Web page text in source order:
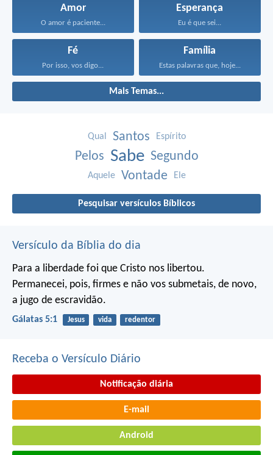
Amor
O amor é paciente...
Esperança
Eu é que sei...
Fé
Por isso, vos digo...
Família
Estas palavras que, hoje...
Mais Temas...
Qual Santos Espírito
Pelos Sabe Segundo
Aquele Vontade Ele
Pesquisar versículos Bíblicos
Versículo da Bíblia do dia
Para a liberdade foi que Cristo nos libertou.
Permanecei, pois, firmes e não vos submetais, de novo,
a jugo de escravidão.
Gálatas 5:1 Jesus vida redentor
Receba o Versículo Diário
Notificação diária
E-mail
Android